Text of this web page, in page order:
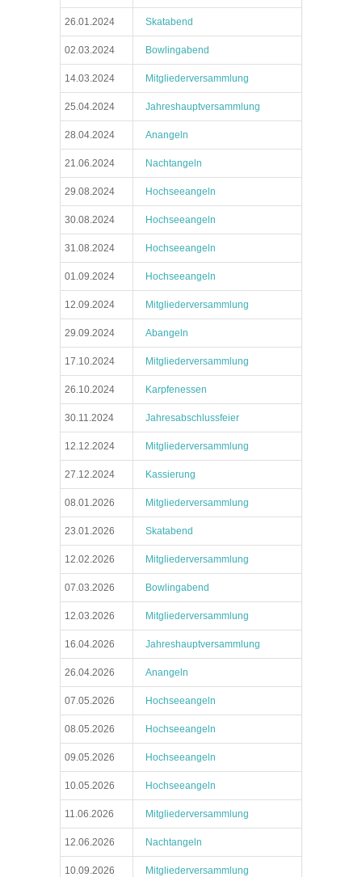
26.01.2024 Skatabend
02.03.2024 Bowlingabend
14.03.2024 Mitgliederversammlung
25.04.2024 Jahreshauptversammlung
28.04.2024 Anangeln
21.06.2024 Nachtangeln
29.08.2024 Hochseeangeln
30.08.2024 Hochseeangeln
31.08.2024 Hochseeangeln
01.09.2024 Hochseeangeln
12.09.2024 Mitgliederversammlung
29.09.2024 Abangeln
17.10.2024 Mitgliederversammlung
26.10.2024 Karpfenessen
30.11.2024 Jahresabschlussfeier
12.12.2024 Mitgliederversammlung
27.12.2024 Kassierung
08.01.2026 Mitgliederversammlung
23.01.2026 Skatabend
12.02.2026 Mitgliederversammlung
07.03.2026 Bowlingabend
12.03.2026 Mitgliederversammlung
16.04.2026 Jahreshauptversammlung
26.04.2026 Anangeln
07.05.2026 Hochseeangeln
08.05.2026 Hochseeangeln
09.05.2026 Hochseeangeln
10.05.2026 Hochseeangeln
11.06.2026 Mitgliederversammlung
12.06.2026 Nachtangeln
10.09.2026 Mitgliederversammlung